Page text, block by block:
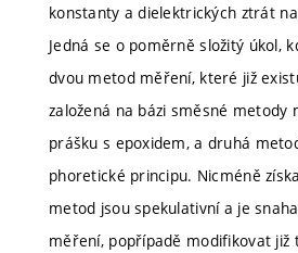
konstanty a dielektrických ztrát
Jedná se o poměrně složitý úkol,
dvou metod měření, které již
založená na bázi směsné metody
prášku s epoxidem, a druhá
phoretické principu. Nicméně
metod jsou spekulativní a je
měření, popřípadě modifikovat již